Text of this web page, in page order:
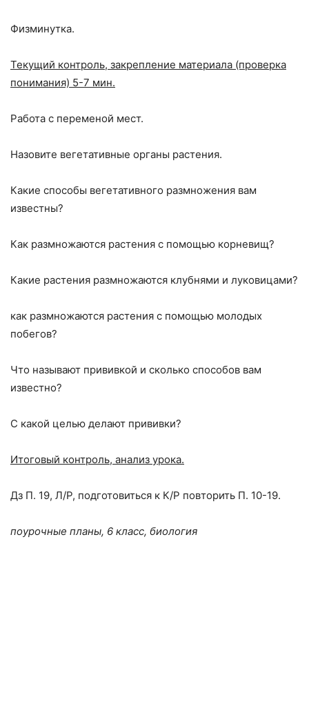
Физминутка.
Текущий контроль, закрепление материала (проверка
понимания) 5-7 мин.
Работа с переменой мест.
Назовите вегетативные органы растения.
Какие способы вегетативного размножения вам
известны?
Как размножаются растения с помощью корневищ?
Какие растения размножаются клубнями и луковицами?
как размножаются растения с помощью молодых
побегов?
Что называют прививкой и сколько способов вам
известно?
С какой целью делают прививки?
Итоговый контроль, анализ урока.
Дз П. 19, Л/Р, подготовиться к К/Р повторить П. 10-19.
поурочные планы, 6 класс, биология